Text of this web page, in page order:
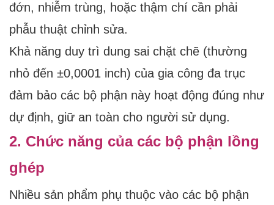
đớn, nhiễm trùng, hoặc thậm chí cần phải
phẫu thuật chỉnh sửa.
Khả năng duy trì dung sai chặt chẽ (thường
nhỏ đến ±0,0001 inch) của gia công đa trục
đảm bảo các bộ phận này hoạt động đúng như
dự định, giữ an toàn cho người sử dụng.
2. Chức năng của các bộ phận lồng
ghép
Nhiều sản phẩm phụ thuộc vào các bộ phận